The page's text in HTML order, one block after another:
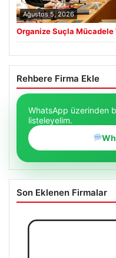
Ağustos 5, 2026
Organize Suçla Mücadele
Rehbere Firma Ekle
WhatsApp üzerinden
listeleyelim.
Son Eklenen Firmalar